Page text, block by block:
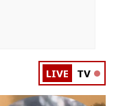
LIVE TV